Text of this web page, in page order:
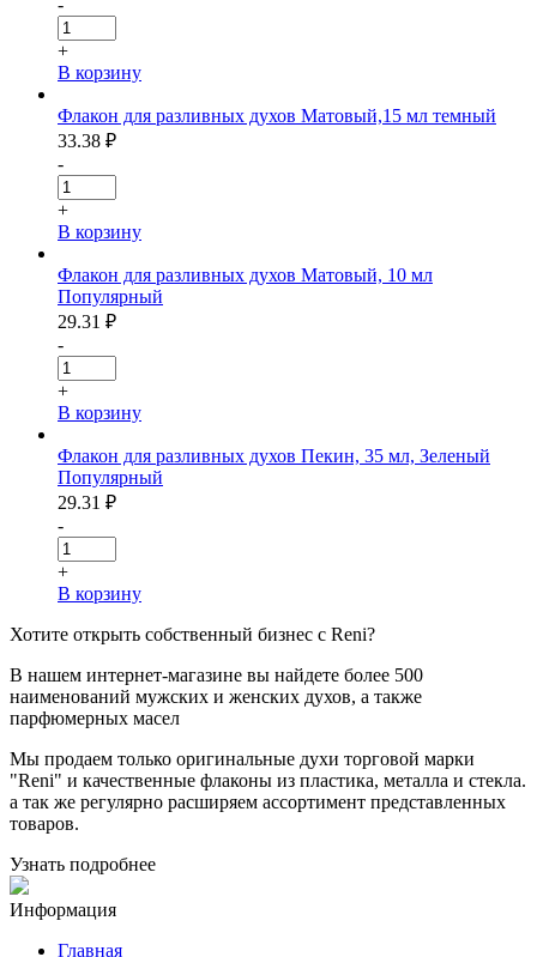
+
В корзину
Флакон для разливных духов Матовый,15 мл темный
33.38 ₽
-
+
В корзину
Флакон для разливных духов Матовый, 10 мл
Популярный
29.31 ₽
-
+
В корзину
Флакон для разливных духов Пекин, 35 мл, Зеленый
Популярный
29.31 ₽
-
+
В корзину
Хотите открыть собственный бизнес с Reni?
В нашем интернет-магазине вы найдете более 500
наименований мужских и женских духов, а также
парфюмерных масел
Мы продаем только оригинальные духи торговой марки
"Reni" и качественные флаконы из пластика, металла и стекла.
а так же регулярно расширяем ассортимент представленных
товаров.
Узнать подробнее
Информация
Главная